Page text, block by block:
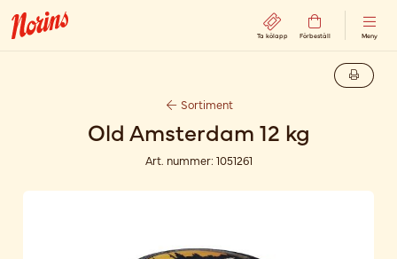
Ta kölapp Förbeställ Meny
Sortiment
Old Amsterdam 12 kg
Art. nummer: 1051261